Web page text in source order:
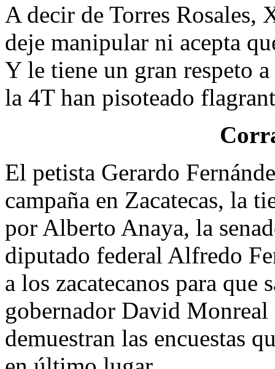
A decir de Torres Rosales,
deje manipular ni acepta
Y le tiene un gran respeto
la 4T han pisoteado
El petista Gerardo
campaña en Zacatecas, la
por Alberto Anaya, la
diputado federal Alfredo
a los zacatecanos para que
gobernador David
demuestran las encuestas